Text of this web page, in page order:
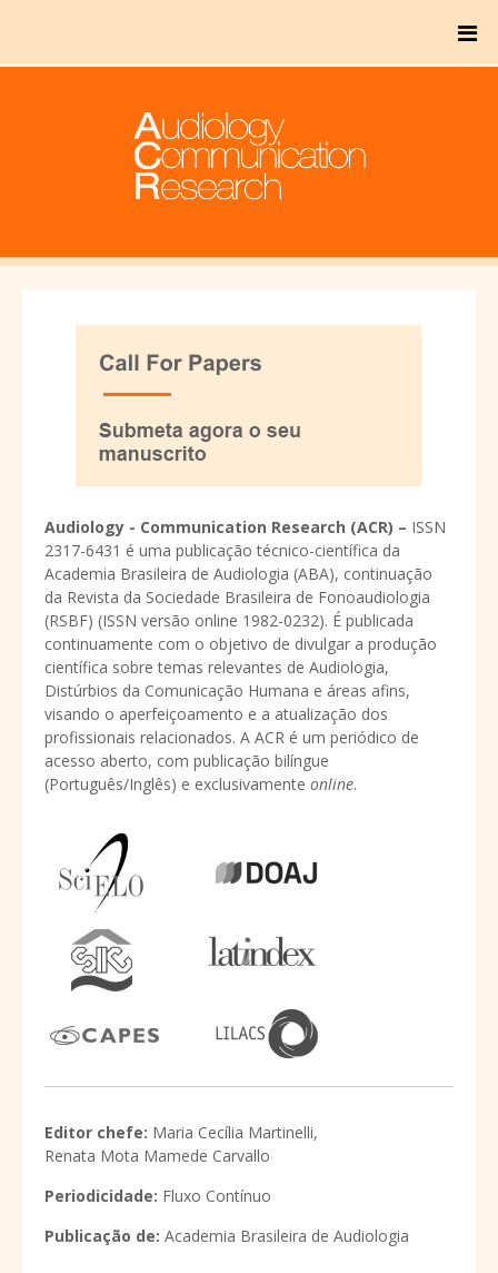
Audiology - Communication Research (ACR) – ISSN
2317-6431 é uma publicação técnico-científica da
Academia Brasileira de Audiologia (ABA), continuação
da Revista da Sociedade Brasileira de Fonoaudiologia
(RSBF) (ISSN versão online 1982-0232). É publicada
continuamente com o objetivo de divulgar a produção
científica sobre temas relevantes de Audiologia,
Distúrbios da Comunicação Humana e áreas afins,
visando o aperfeiçoamento e a atualização dos
profissionais relacionados. A ACR é um periódico de
acesso aberto, com publicação bilíngue
(Português/Inglês) e exclusivamente online.
Editor chefe: Maria Cecília Martinelli,
Renata Mota Mamede Carvallo
Periodicidade: Fluxo Contínuo
Publicação de: Academia Brasileira de Audiologia